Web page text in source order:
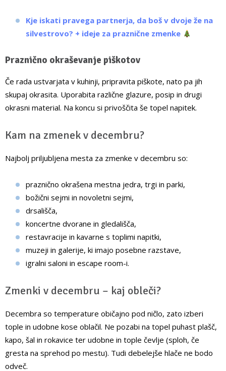
Kje iskati pravega partnerja, da boš v dvoje že na
silvestrovo? + ideje za praznične zmenke
Praznično okraševanje piškotov
Če rada ustvarjata v kuhinji, pripravita piškote, nato pa jih
skupaj okrasita. Uporabita različne glazure, posip in drugi
okrasni material. Na koncu si privoščita še topel napitek.
Kam na zmenek v decembru?
Najbolj priljubljena mesta za zmenke v decembru so:
praznično okrašena mestna jedra, trgi in parki,
božični sejmi in novoletni sejmi,
drsališča,
koncertne dvorane in gledališča,
restavracije in kavarne s toplimi napitki,
muzeji in galerije, ki imajo posebne razstave,
igralni saloni in escape room-i.
Zmenki v decembru – kaj obleči?
Decembra so temperature običajno pod ničlo, zato izberi
tople in udobne kose oblačil. Ne pozabi na topel puhast plašč,
kapo, šal in rokavice ter udobne in tople čevlje (sploh, če
gresta na sprehod po mestu). Tudi debelejše hlače ne bodo
odveč.